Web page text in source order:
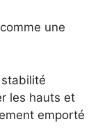
une
stabilité
les hauts et
emporté